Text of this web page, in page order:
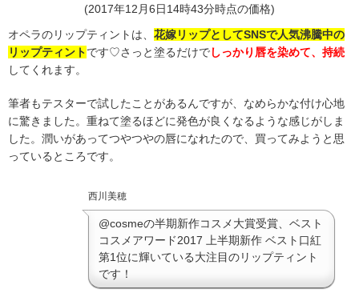
(2017年12月6日14時43分時点の価格)
オペラのリップティントは、 花嫁リップとしてSNSで人気沸騰中の
リップティントです♡さっと塗るだけでしっかり唇を染めて、持続
してくれます。
筆者もテスターで試したことがあるんですが、なめらかな付け心地
に驚きました。重ねて塗るほどに発色が良くなるような感じがしま
した。潤いがあってつやつやの唇になれたので、買ってみようと思
っているところです。
西川美穂
@cosmeの半期新作コスメ大賞受賞、ベスト
コスメアワード2017 上半期新作 ベスト口紅
第1位に輝いている大注目のリップティント
です！